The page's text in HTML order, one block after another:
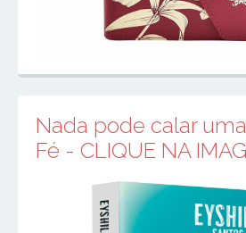
Nada pode calar
Fé - CLIQUE NA